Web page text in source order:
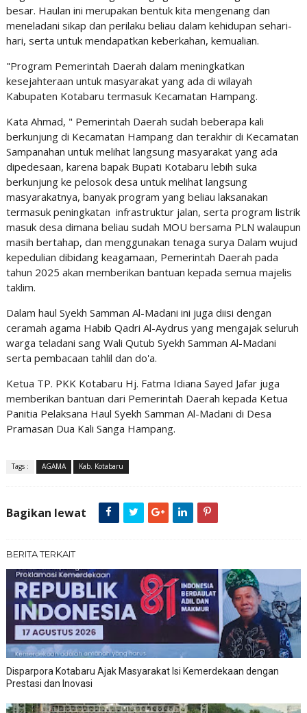
besar. Haulan ini merupakan bentuk kita mengenang dan
meneladani sikap dan perilaku beliau dalam kehidupan sehari-
hari, serta untuk mendapatkan keberkahan, kemualian.
"Program Pemerintah Daerah dalam meningkatkan
kesejahteraan untuk masyarakat yang ada di wilayah
Kabupaten Kotabaru termasuk Kecamatan Hampang.
Kata Ahmad, " Pemerintah Daerah sudah beberapa kali
berkunjung di Kecamatan Hampang dan terakhir di Kecamatan
Sampanahan untuk melihat langsung masyarakat yang ada
dipedesaan, karena bapak Bupati Kotabaru lebih suka
berkunjung ke pelosok desa untuk melihat langsung
masyarakatnya, banyak program yang beliau laksanakan
termasuk peningkatan infrastruktur jalan, serta program listrik
masuk desa dimana beliau sudah MOU bersama PLN walaupun
masih bertahap, dan menggunakan tenaga surya Dalam wujud
kepedulian dibidang keagamaan, Pemerintah Daerah pada
tahun 2025 akan memberikan bantuan kepada semua majelis
taklim.
Dalam haul Syekh Samman Al-Madani ini juga diisi dengan
ceramah agama Habib Qadri Al-Aydrus yang mengajak seluruh
warga teladani sang Wali Qutub Syekh Samman Al-Madani
serta pembacaan tahlil dan do'a.
Ketua TP. PKK Kotabaru Hj. Fatma Idiana Sayed Jafar juga
memberikan bantuan dari Pemerintah Daerah kepada Ketua
Panitia Pelaksana Haul Syekh Samman Al-Madani di Desa
Pramasan Dua Kali Sanga Hampang.
Tags : AGAMA Kab. Kotabaru
Bagikan lewat
BERITA TERKAIT
Disparpora Kotabaru Ajak Masyarakat Isi Kemerdekaan dengan
Prestasi dan Inovasi